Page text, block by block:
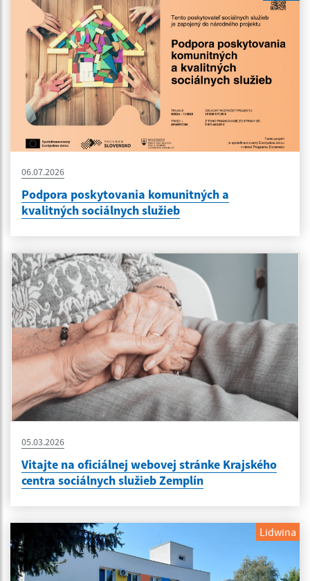
06.07.2026
Podpora poskytovania komunitných a
kvalitných sociálnych služieb
05.03.2026
Vitajte na oficiálnej webovej stránke Krajského
centra sociálnych služieb Zemplín
Lidwina